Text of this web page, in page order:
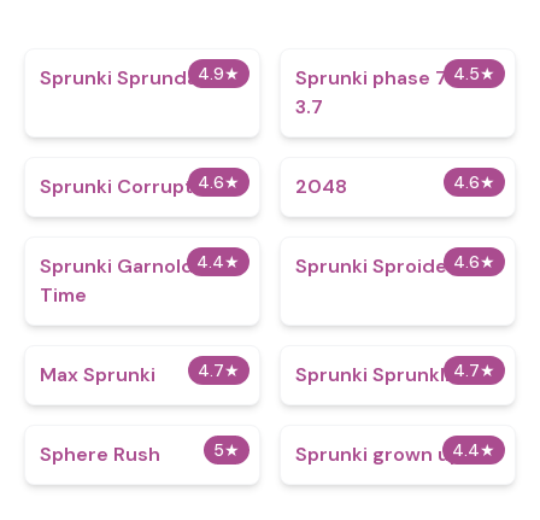
4.9★
Sprunki Sprundays 4.5★
Sprunki phase 777
3.7
4.6★
Sprunki Corruptbox 2 4.6★
2048
4.4★
Sprunki Garnold
Time
4.6★
Sprunki Sproided
4.7★
Max Sprunki 4.7★
Sprunki Sprunklings
5★
Sphere Rush 4.4★
Sprunki grown up